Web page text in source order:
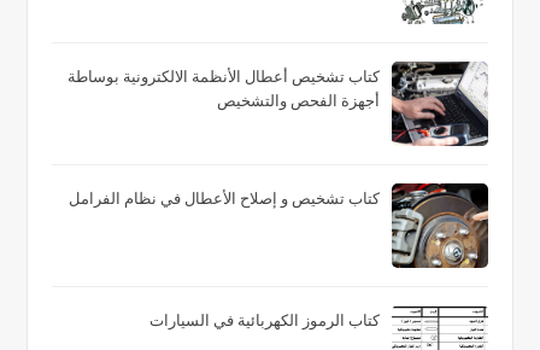
كتاب تشخيص أعطال الأنظمة الالكترونية بوساطة
أجهزة الفحص والتشخيص
كتاب تشخيص و إصلاح الأعطال في نظام الفرامل
كتاب الرموز الكهربائية في السيارات